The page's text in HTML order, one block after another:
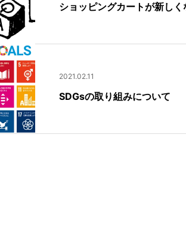
ショッピングカートが新しく
2021.02.11
SDGsの取り組みについて